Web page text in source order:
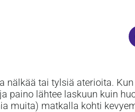
nälkää tai tylsiä aterioita.
paino lähtee laskuun kuin
muita) matkalla kohti